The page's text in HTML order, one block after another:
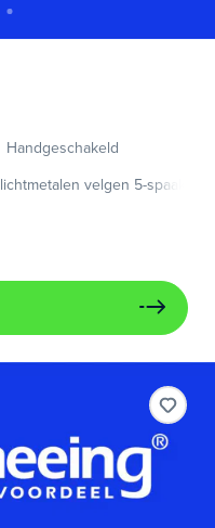
Handgeschakeld
lichtmetalen velgen 5-spaaks